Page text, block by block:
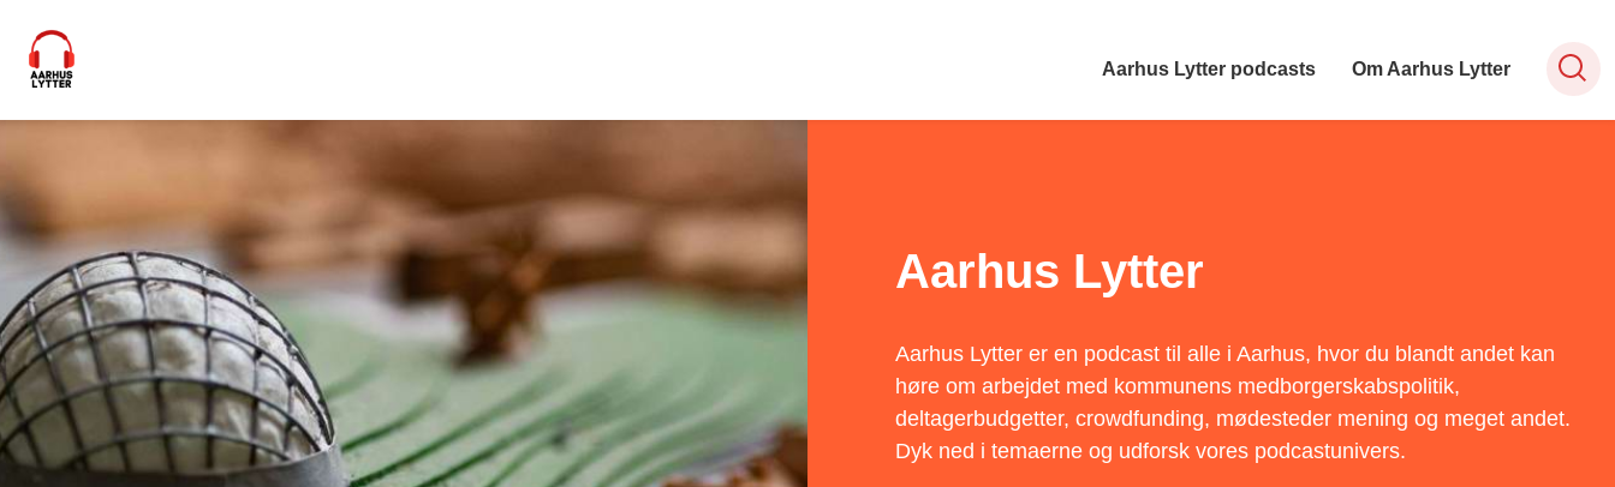
Aarhus Lytter podcasts Om Aarhus Lytter
Aarhus Lytter
Aarhus Lytter er en podcast til alle i Aarhus, hvor du blandt andet kan
høre om arbejdet med kommunens medborgerskabspolitik,
deltagerbudgetter, crowdfunding, mødesteder mening og meget andet.
Dyk ned i temaerne og udforsk vores podcastunivers.